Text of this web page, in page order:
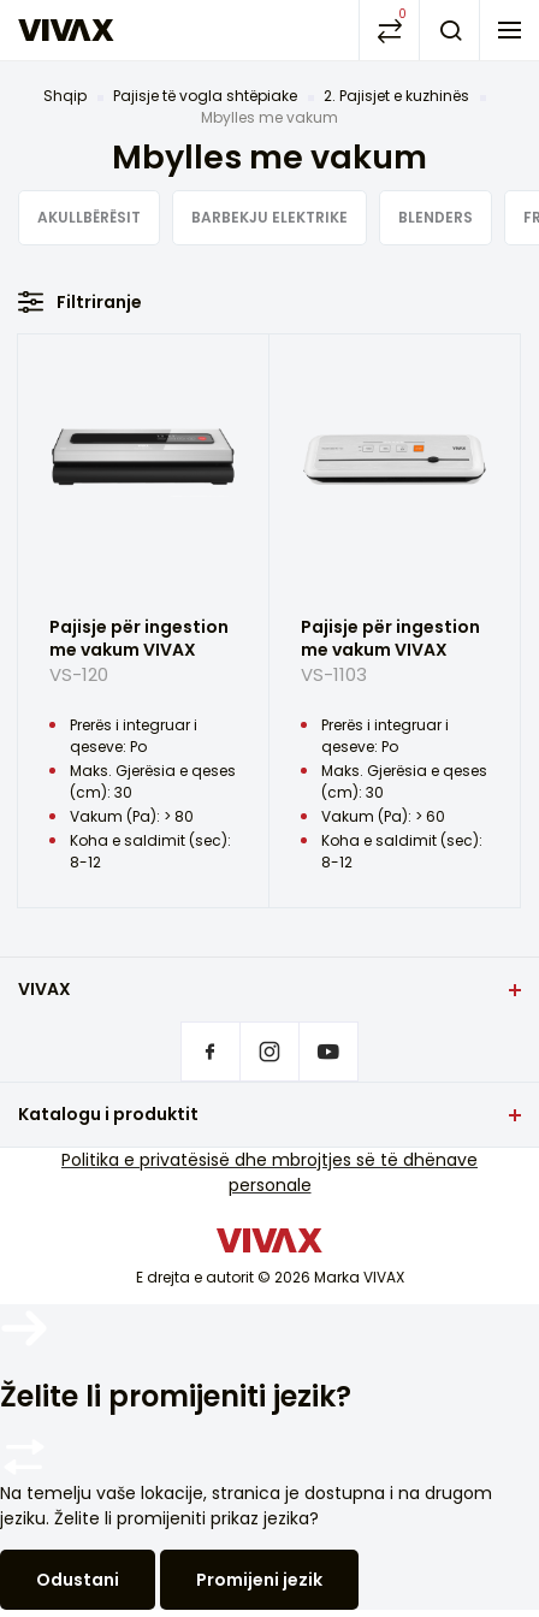
0
Shqip Pajisje të vogla shtëpiake
2. Pajisjet e kuzhinës
Mbylles me vakum
Mbylles me vakum
AKULLBËRËSIT BARBEKJU ELEKTRIKE BLENDERS
Filtriranje
Pajisje për ingestion
me vakum VIVAX
VS-120
Prerës i integruar i
qeseve: Po
Maks. Gjerësia e qeses
(cm): 30
Vakum (Pa): > 80
Koha e saldimit (sec):
8-12
Pajisje për ingestion
me vakum VIVAX
VS-1103
Prerës i integruar i
qeseve: Po
Maks. Gjerësia e qeses
(cm): 30
Vakum (Pa): > 60
Koha e saldimit (sec):
8-12
VIVAX
Ku të blini produkte VIVAX?
Mbështetja e shërbimit
Mbështetje e shërbimit jashtë garancisë
Katalogu i produktit
TV dhe audio
Pajisjet inteligjenteE drejta e autorit © 2026 Marka VIVAX
Politika e privatësisë dhe mbrojtjes së të dhënave
personale
Želite li promijeniti jezik?
Na temelju vaše lokacije, stranica je dostupna i na drugom
jeziku. Želite li promijeniti prikaz jezika?
Odustani Promijeni jezik